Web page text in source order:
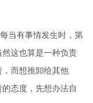
当有事情发生时，第
这也算是一种负责
而想推卸给其他
态度，先想办法自